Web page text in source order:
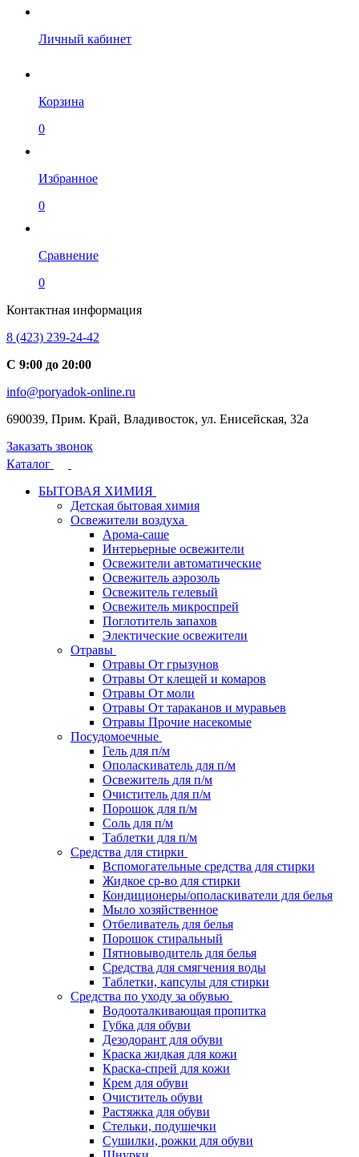
Личный кабинет
Корзина
0
Избранное
0
Сравнение
0
Контактная информация
8 (423) 239-24-42
С 9:00 до 20:00
info@poryadok-online.ru
690039, Прим. Край, Владивосток, ул. Енисейская, 32а
Заказать звонок
Каталог
БЫТОВАЯ ХИМИЯ
Детская бытовая химия
Освежители воздуха
Арома-саше
Интерьерные освежители
Освежители автоматические
Освежитель аэрозоль
Освежитель гелевый
Освежитель микроспрей
Поглотитель запахов
Электические освежители
Отравы
Отравы От грызунов
Отравы От клещей и комаров
Отравы От моли
Отравы От тараканов и муравьев
Отравы Прочие насекомые
Посудомоечные
Гель для п/м
Ополаскиватель для п/м
Освежитель для п/м
Очиститель для п/м
Порошок для п/м
Соль для п/м
Таблетки для п/м
Средства для стирки
Вспомогательные средства для стирки
Жидкое ср-во для стирки
Кондиционеры/ополаскиватели для белья
Мыло хозяйственное
Отбеливатель для белья
Порошок стиральный
Пятновыводитель для белья
Средства для смягчения воды
Таблетки, капсулы для стирки
Средства по уходу за обувью
Водооталкивающая пропитка
Губка для обуви
Дезодорант для обуви
Краска жидкая для кожи
Краска-спрей для кожи
Крем для обуви
Очиститель обуви
Растяжка для обуви
Стельки, подушечки
Сушилки, рожки для обуви